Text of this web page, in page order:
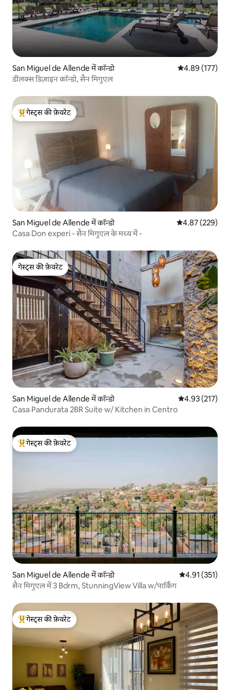
San Miguel de Allende में कॉन्डो औसत रेटिंग 5 में से
4.89 (177)
डीलक्स डिज़ाइन कॉन्डो, सैन मिगुएल
गेस्ट्स का टॉप फ़ेवरेट
गेस्ट्स की फ़ेवरेट
San Miguel de Allende में कॉन्डो औसत रेटिंग 5 में से
4.87 (229)
Casa Don experi - सैन मिगुएल के मध्य में -
गेस्ट्स की फ़ेवरेट
गेस्ट्स की फ़ेवरेट
San Miguel de Allende में कॉन्डो औसत रेटिंग 5 में से
4.93 (217)
Casa Pandurata 2BR Suite w/ Kitchen in Centro
गेस्ट्स का टॉप फ़ेवरेट
गेस्ट्स की फ़ेवरेट
San Miguel de Allende में कॉन्डो औसत रेटिंग 5 में से
4.91 (351)
सैन मिगुएल में 3 Bdrm, StunningView Villa w/पार्किंग
गेस्ट्स का टॉप फ़ेवरेट
गेस्ट्स की फ़ेवरेट